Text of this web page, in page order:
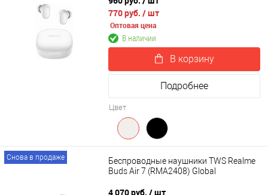
770 руб. / шт
Оптовая цена
В наличии
В корзину
Подробнее
Цвет
Снова в продаже
Беспроводные наушники TWS Realme
Buds Air 7 (RMA2408) Global
4 070 руб. / шт